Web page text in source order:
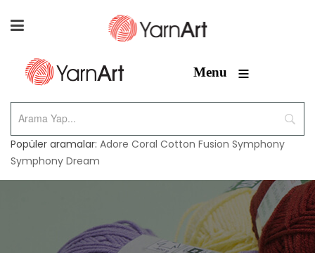
Menu ≡
Popüler aramalar: Adore Coral Cotton Fusion Symphony
Symphony Dream